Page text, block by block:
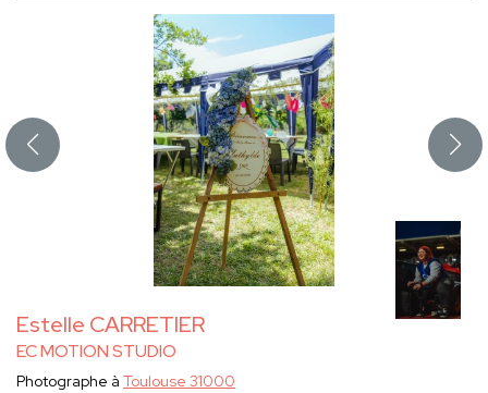
Estelle CARRETIER
EC MOTION STUDIO
Photographe à Toulouse 31000